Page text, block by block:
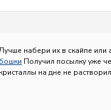
набери их в скайпе или
бошки Получил посылку уже
кристаллы на дне не